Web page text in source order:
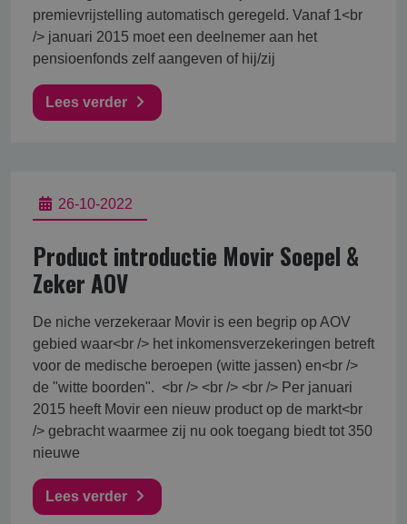
premievrijstelling automatisch geregeld. Vanaf 1<br
/> januari 2015 moet een deelnemer aan het
pensioenfonds zelf aangeven of hij/zij
Lees verder
26-10-2022
Product introductie Movir Soepel &
Zeker AOV
De niche verzekeraar Movir is een begrip op AOV
gebied waar<br /> het inkomensverzekeringen betreft
voor de medische beroepen (witte jassen) en<br />
de "witte boorden". <br /> <br /> <br /> Per januari
2015 heeft Movir een nieuw product op de markt<br
/> gebracht waarmee zij nu ook toegang biedt tot 350
nieuwe
Lees verder